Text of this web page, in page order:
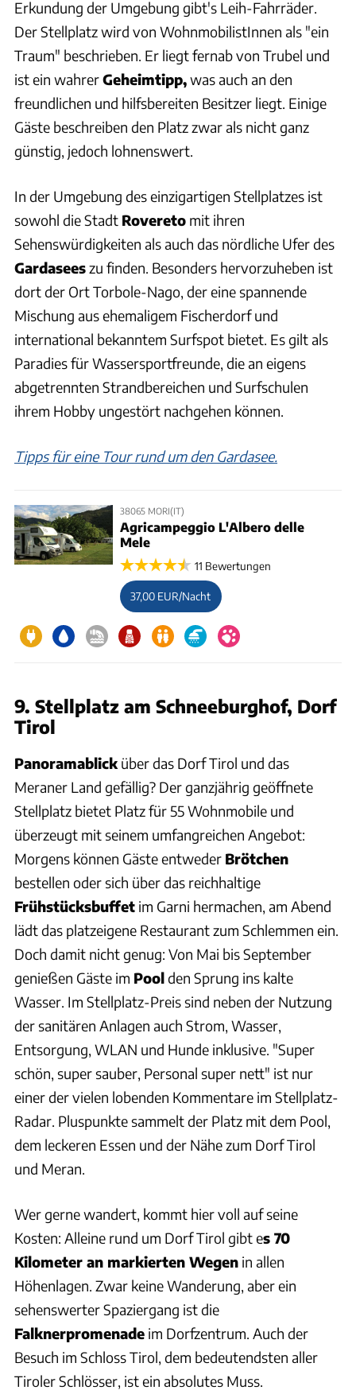
Erkundung der Umgebung gibt's Leih-Fahrräder.
Der Stellplatz wird von WohnmobilistInnen als "ein
Traum" beschrieben. Er liegt fernab von Trubel und
ist ein wahrerGeheimtipp,was auch an den
freundlichen und hilfsbereiten Besitzer liegt. Einige
Gäste beschreiben den Platz zwar als nicht ganz
günstig, jedoch lohnenswert.
In der Umgebung des einzigartigen Stellplatzes ist
sowohl die Stadt Rovereto mit ihren
Sehenswürdigkeiten als auch das nördliche Ufer des
Gardaseeszu finden. Besonders hervorzuheben ist
dort der Ort Torbole-Nago, der eine spannende
Mischung aus ehemaligem Fischerdorf und
international bekanntem Surfspot bietet. Es gilt als
Paradies für Wassersportfreunde, die an eigens
abgetrennten Strandbereichen und Surfschulen
ihrem Hobby ungestört nachgehen können.
Tipps für eine Tour rund um den Gardasee.
38065 MORI(IT)
Agricampeggio L'Albero delle
Mele
11 Bewertungen
37,00 EUR/Nacht
9. Stellplatz am Schneeburghof, Dorf
Tirol
Panoramablick über das Dorf Tirol und das
Meraner Land gefällig? Der ganzjährig geöffnete
Stellplatz bietet Platz für 55 Wohnmobile und
überzeugt mit seinem umfangreichen Angebot:
Morgens können Gäste entweder Brötchen
bestellen oder sich über das reichhaltige
Frühstücksbuffet im Garni hermachen, am Abend
lädt das platzeigene Restaurant zum Schlemmen ein.
Doch damit nicht genug: Von Mai bis September
genießen Gäste im Poolden Sprung ins kalte
Wasser. Im Stellplatz-Preis sind neben der Nutzung
der sanitären Anlagen auch Strom, Wasser,
Entsorgung, WLAN und Hunde inklusive. "Super
schön, super sauber, Personal super nett" ist nur
einer der vielen lobenden Kommentare im Stellplatz-
Radar. Pluspunkte sammelt der Platz mit dem Pool,
dem leckeren Essen und der Nähe zum Dorf Tirol
und Meran.
Wer gerne wandert, kommt hier voll auf seine
Kosten: Alleine rund um Dorf Tirol gibt es 70
Kilometer an markierten Wegen in allen
Höhenlagen. Zwar keine Wanderung, aber ein
sehenswerter Spaziergang ist die
Falknerpromenade im Dorfzentrum. Auch der
Besuch im Schloss Tirol, dem bedeutendsten aller
Tiroler Schlösser, ist ein absolutes Muss.